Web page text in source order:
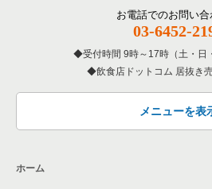
その他の居抜き売却物件の案件一覧
厚木市の飲食店の居抜き売却物件の案
中郡の飲食店の居抜き売却物件の案件
三浦郡の飲食店の居抜き売却物件の案
神奈川県の専門料理の居抜き売却物件
神奈川県の和食の居抜き売却物件の案
神奈川県の洋食の居抜き売却物件の案
お電話でのお問い
03-6452-
受付時間 9時～17時（土・日
飲食店ドットコム 居抜き
メニューを表
ホーム